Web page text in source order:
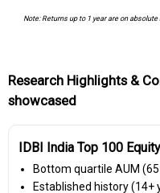
Note: Returns up to 1 year are on
Research Highlights &
showcased
IDBI India Top 100
Bottom quartile AUM
Established history (14+